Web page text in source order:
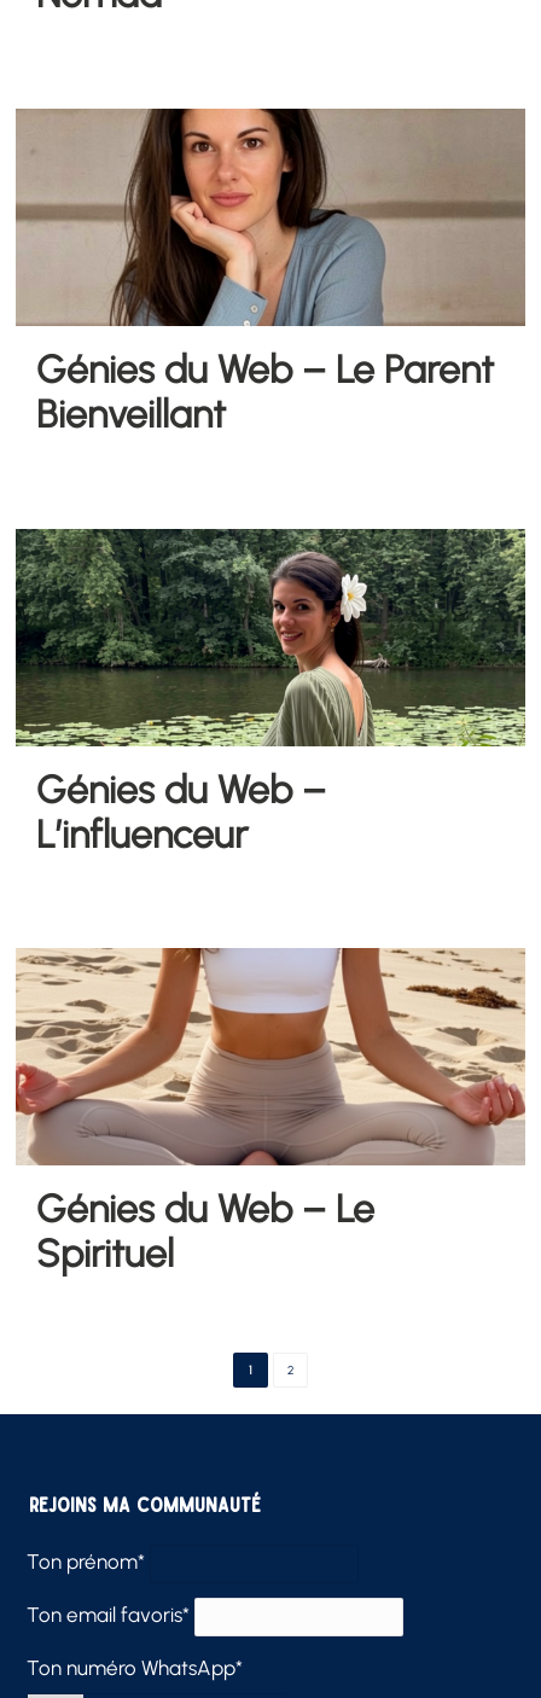
Génies du Web – Le Parent
Bienveillant
Génies du Web –
L’influenceur
Génies du Web – Le
Spirituel
1 2
Rejoins ma communauté
Ton prénom*
Ton email favoris*
Ton numéro WhatsApp*